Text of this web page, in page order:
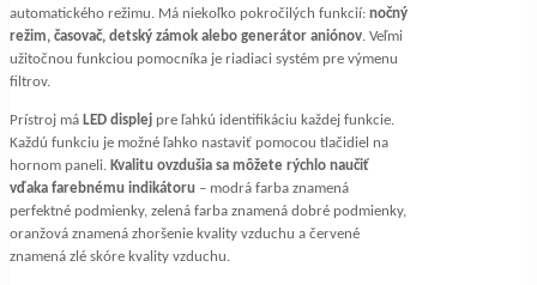
automatického režimu. Má niekoľko pokročilých funkcií: nočný
režim, časovač, detský zámok alebo generátor aniónov. Veľmi
užitočnou funkciou pomocníka je riadiaci systém pre výmenu
filtrov.
Prístroj má LED displej pre ľahkú identifikáciu každej funkcie.
Každú funkciu je možné ľahko nastaviť pomocou tlačidiel na
hornom paneli. Kvalitu ovzdušia sa môžete rýchlo naučiť
vďaka farebnému indikátoru – modrá farba znamená
perfektné podmienky, zelená farba znamená dobré podmienky,
oranžová znamená zhoršenie kvality vzduchu a červené
znamená zlé skóre kvality vzduchu.